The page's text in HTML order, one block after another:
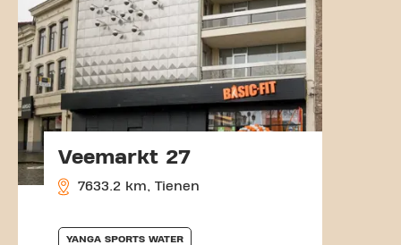
Veemarkt 27
7633.2 km, Tienen
YANGA SPORTS WATER